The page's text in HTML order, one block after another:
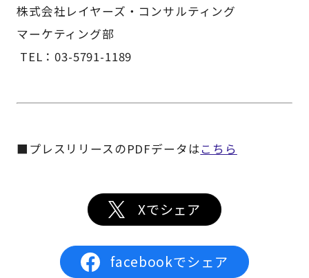
株式会社レイヤーズ・コンサルティング
マーケティング部
TEL：03-5791-1189
■プレスリリースのPDFデータはこちら
Xでシェア
facebookでシェア